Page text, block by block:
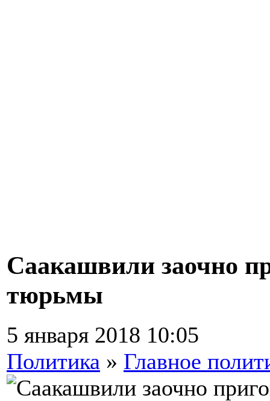
Саакашвили заочно
тюрьмы
5 января 2018 10:05
Политика » Главное